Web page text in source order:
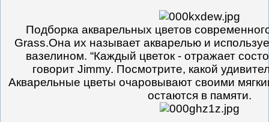
Подборка акварельных цветов
Grass.Она их называет акварелью и
вазелином. “Каждый цветок - отражает
говорит Jimmy. Посмотрите, какой
Акварельные цветы очаровывают своими
остаются в памяти.